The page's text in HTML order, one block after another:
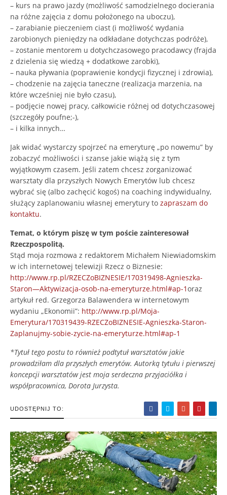
– kurs na prawo jazdy (możliwość samodzielnego docierania
na różne zajęcia z domu położonego na uboczu),
– zarabianie pieczeniem ciast (i możliwość wydania
zarobionych pieniędzy na odkładane dotychczas podróże),
– zostanie mentorem u dotychczasowego pracodawcy (frajda
z dzielenia się wiedzą + dodatkowe zarobki),
– nauka pływania (poprawienie kondycji fizycznej i zdrowia),
– chodzenie na zajęcia taneczne (realizacja marzenia, na
które wcześniej nie było czasu),
– podjęcie nowej pracy, całkowicie różnej od dotychczasowej
(szczegóły poufne;-),
– i kilka innych…
Jak widać wystarczy spojrzeć na emeryturę „po nowemu” by
zobaczyć możliwości i szanse jakie wiążą się z tym
wyjątkowym czasem. Jeśli zatem chcesz zorganizować
warsztaty dla przyszłych Nowych Emerytów lub chcesz
wybrać się (albo zachęcić kogoś) na coaching indywidualny,
służący zaplanowaniu własnej emerytury to zapraszam do
kontaktu.
Temat, o którym piszę w tym poście zainteresował
Rzeczpospolitą.
Stąd moja rozmowa z redaktorem Michałem Niewiadomskim
w ich internetowej telewizji Rzecz o Biznesie:
http://www.rp.pl/RZECZoBIZNESIE/170319498-Agnieszka-
Staron—Aktywizacja-osob-na-emeryturze.html#ap-1oraz
artykuł red. Grzegorza Balawendera w internetowym
wydaniu „Ekonomii”: http://www.rp.pl/Moja-
Emerytura/170319439-RZECZoBIZNESIE-Agnieszka-Staron-
Zaplanujmy-sobie-zycie-na-emeryturze.html#ap-1
*Tytuł tego postu to również podtytuł warsztatów jakie
prowadziłam dla przyszłych emerytów. Autorką tytułu i pierwszej
koncepcji warsztatów jest moja serdeczna przyjaciółka i
współpracownica, Dorota Jurzysta.
UDOSTĘPNIJ TO: